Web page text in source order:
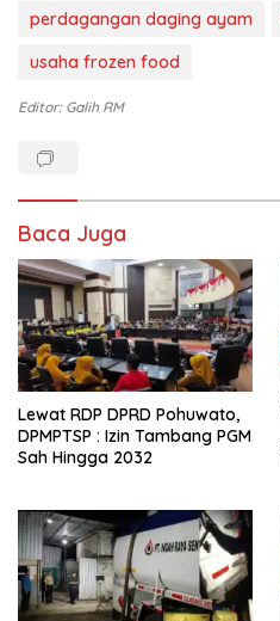
perdagangan daging ayam
usaha frozen food
Editor: Galih RM
Baca Juga
Lewat RDP DPRD Pohuwato,
DPMPTSP : Izin Tambang PGM
Sah Hingga 2032